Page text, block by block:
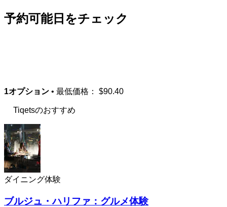
予約可能日をチェック
1オプション • 最低価格： $90.40
Tiqetsのおすすめ
ダイニング体験
ブルジュ・ハリファ：グルメ体験